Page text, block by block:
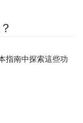
指南中探索這些功